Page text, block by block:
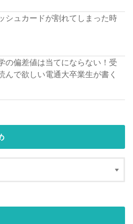
シュカードが割れてしまった時
の偏差値は当てにならない！受
んで欲しい電通大卒業生が書く